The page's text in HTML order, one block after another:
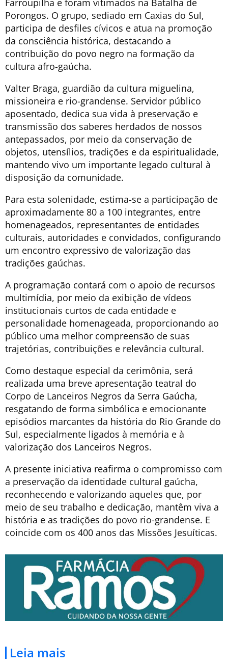
Porongos. O grupo, sediado em Caxias do Sul,
participa de desfiles cívicos e atua na promoção
da consciência histórica, destacando a
contribuição do povo negro na formação da
cultura afro-gaúcha.
Valter Braga, guardião da cultura miguelina,
missioneira e rio-grandense. Servidor público
aposentado, dedica sua vida à preservação e
transmissão dos saberes herdados de nossos
antepassados, por meio da conservação de
objetos, utensílios, tradições e da espiritualidade,
mantendo vivo um importante legado cultural à
disposição da comunidade.
Para esta solenidade, estima-se a participação de
aproximadamente 80 a 100 integrantes, entre
homenageados, representantes de entidades
culturais, autoridades e convidados, configurando
um encontro expressivo de valorização das
tradições gaúchas.
A programação contará com o apoio de recursos
multimídia, por meio da exibição de vídeos
institucionais curtos de cada entidade e
personalidade homenageada, proporcionando ao
público uma melhor compreensão de suas
trajetórias, contribuições e relevância cultural.
Como destaque especial da cerimônia, será
realizada uma breve apresentação teatral do
Corpo de Lanceiros Negros da Serra Gaúcha,
resgatando de forma simbólica e emocionante
episódios marcantes da história do Rio Grande do
Sul, especialmente ligados à memória e à
valorização dos Lanceiros Negros.
A presente iniciativa reafirma o compromisso com
a preservação da identidade cultural gaúcha,
reconhecendo e valorizando aqueles que, por
meio de seu trabalho e dedicação, mantêm viva a
história e as tradições do povo rio-grandense. E
coincide com os 400 anos das Missões Jesuíticas.
Leia mais